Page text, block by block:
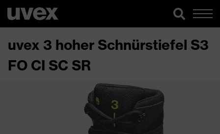
uvex 3 hoher Schnürstiefel S3
FO CI SC SR